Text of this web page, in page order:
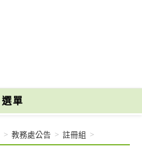
選單
> 教務處公告 > 註冊組 >